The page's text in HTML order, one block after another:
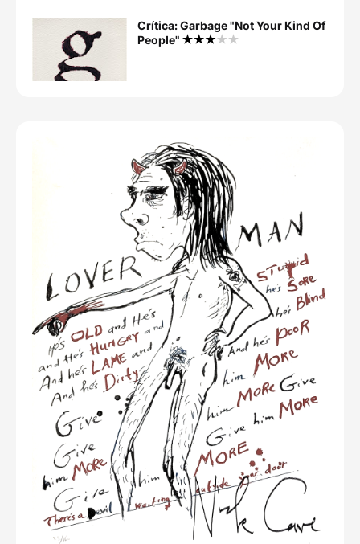
Crítica: Garbage "Not Your Kind Of
People"